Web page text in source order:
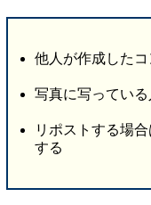
他人が作成した
写真に写ってい
リポストする場
する